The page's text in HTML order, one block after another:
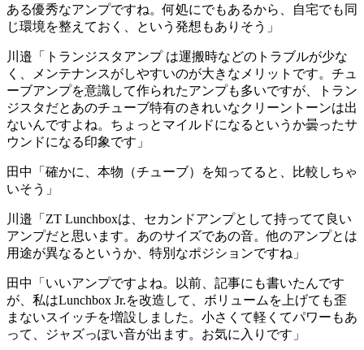
ある優秀なアンプですね。何処にでもあるから、自宅でも同
じ環境を整えておく、という発想もありそう」
川邉「トランジスタアンプ は運搬時などのトラブルが少な
く、メンテナンスがしやすいのが大きなメリットです。チュ
ーブアンプを意識して作られたアンプも多いですが、トラン
ジスタだとあのチューブ特有のきれいなクリーントーンは出
ないんですよね。ちょっとマイルドになるというか曇ったサ
ウンドになる印象です」
田中「確かに、本物（チューブ）を知ってると、比較しちゃ
いそう」
川邉「ZT Lunchboxは、セカンドアンプとして持ってて良い
アンプだと思います。あのサイズであの音。他のアンプとは
用途が異なるというか、特別なポジションですね」
田中「いいアンプですよね。以前、記事にも書いたんです
が、私はLunchbox Jr.を改造して、ボリュームを上げても歪
まないスイッチを増設しました。小さくて軽くてパワーもあ
って、ジャズっぽい音が出ます。お気に入りです」